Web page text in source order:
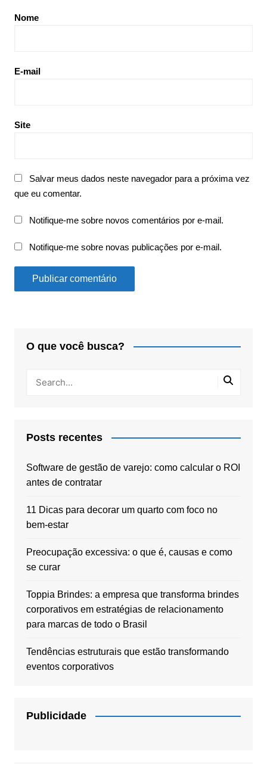
Nome
E-mail
Site
Salvar meus dados neste navegador para a próxima vez
que eu comentar.
Notifique-me sobre novos comentários por e-mail.
Notifique-me sobre novas publicações por e-mail.
O que você busca?
Posts recentes
Software de gestão de varejo: como calcular o ROI
antes de contratar
11 Dicas para decorar um quarto com foco no
bem-estar
Preocupação excessiva: o que é, causas e como
se curar
Toppia Brindes: a empresa que transforma brindes
corporativos em estratégias de relacionamento
para marcas de todo o Brasil
Tendências estruturais que estão transformando
eventos corporativos
Publicidade